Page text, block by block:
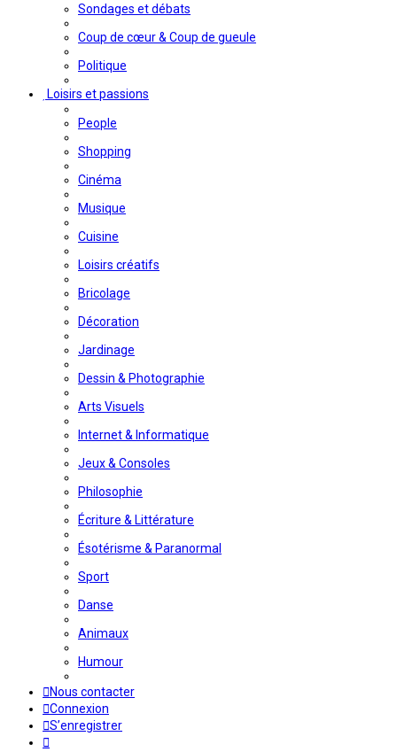
Sondages et débats
Coup de cœur & Coup de gueule
Politique
Loisirs et passions
People
Shopping
Cinéma
Musique
Cuisine
Loisirs créatifs
Bricolage
Décoration
Jardinage
Dessin & Photographie
Arts Visuels
Internet & Informatique
Jeux & Consoles
Philosophie
Écriture & Littérature
Ésotérisme & Paranormal
Sport
Danse
Animaux
Humour
Nous contacter
Connexion
S’enregistrer